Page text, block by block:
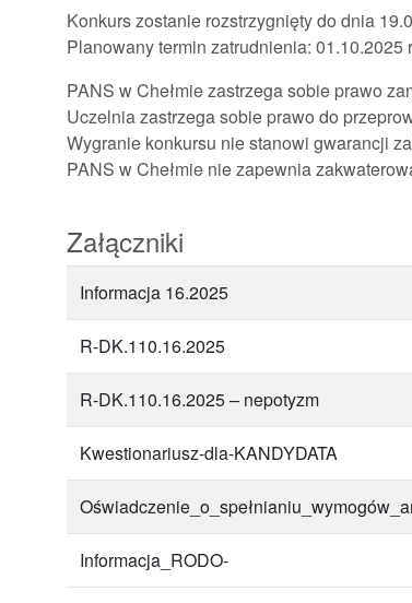
Konkurs zostanie rozstrzygnięty do dnia
Planowany termin zatrudnienia: 01.10.2025
PANS w Chełmie zastrzega sobie prawo
Uczelnia zastrzega sobie prawo do
Wygranie konkursu nie stanowi gwarancji
PANS w Chełmie nie zapewnia
Załączniki
Informacja 16.2025
R-DK.110.16.2025
R-DK.110.16.2025 – nepotyzm
Kwestionariusz-dla-KANDYDATA
Informacja_RODO-